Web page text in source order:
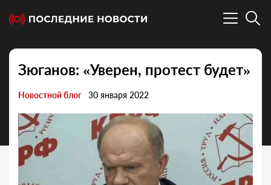
Зюганов: «Уверен, протест будет»
Новостной блог 30 января 2022